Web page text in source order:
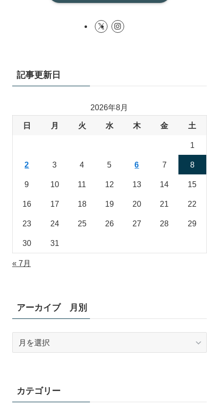
記事更新日
2026年8月
日 月 火 水 木 金 土
1
2 3 4 5 6 7 8
9 10 11 12 13 14 15
16 17 18 19 20 21 22
23 24 25 26 27 28 29
30 31
« 7月
アーカイブ 月別
ブ
カテゴリー